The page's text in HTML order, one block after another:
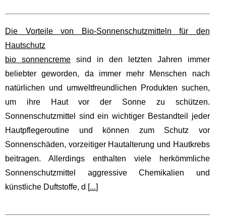
Die Vorteile von Bio-Sonnenschutzmitteln für den
Hautschutz
bio sonnencremesind in den letzten Jahren immer
beliebter geworden, da immer mehr Menschen nach
natürlichen und umweltfreundlichen Produkten suchen,
um ihre Haut vor der Sonne zu schützen.
Sonnenschutzmittel sind ein wichtiger Bestandteil jeder
Hautpflegeroutine und können zum Schutz vor
Sonnenschäden, vorzeitiger Hautalterung und Hautkrebs
beitragen. Allerdings enthalten viele herkömmliche
Sonnenschutzmittel aggressive Chemikalien und
künstliche Duftstoffe, d [ ...